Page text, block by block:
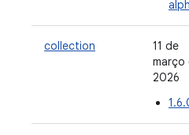
collection
11 de
março
2026